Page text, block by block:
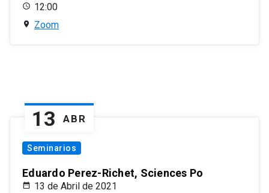
12:00
Zoom
13 ABR
Seminarios
Eduardo Perez-Richet, Sciences Po
13 de Abril de 2021